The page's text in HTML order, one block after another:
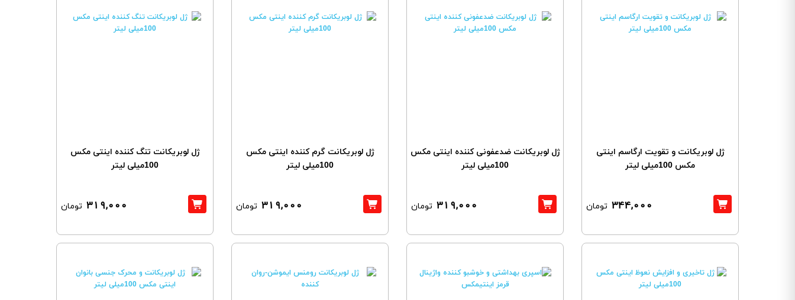
ژل لوبریکانت و تقویت ارگاسم اینتی
مکس 100میلی لیتر
344,000 تومان
ژل لوبریکانت ضدعفونی کننده اینتی مکس
100میلی لیتر
319,000 تومان
ژل لوبریکانت گرم کننده اینتی مکس
100میلی لیتر
319,000 تومان
ژل لوبریکانت تنگ کننده اینتی مکس
100میلی لیتر
319,000 تومان